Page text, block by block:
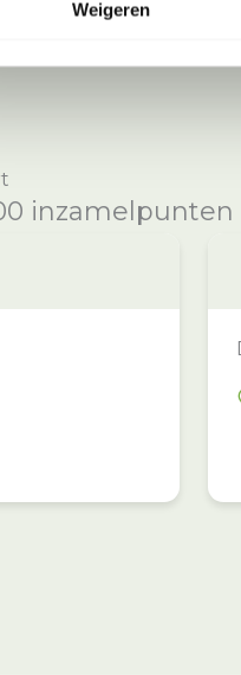
Weigeren